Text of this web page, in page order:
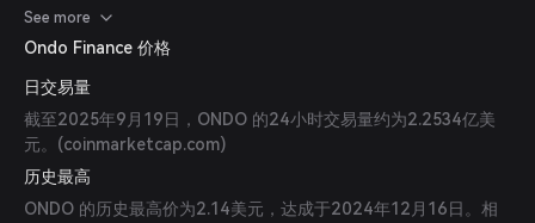
Coinbase：提供 ONDO 的市场数据和交易选项。(
See more
Ondo Finance 价格
日交易量
截至2025年9月19日，ONDO 的24小时交易量约为2.2534亿美
元。(coinmarketcap.com)
历史最高
ONDO 的历史最高价为2.14美元，达成于2024年12月16日。相